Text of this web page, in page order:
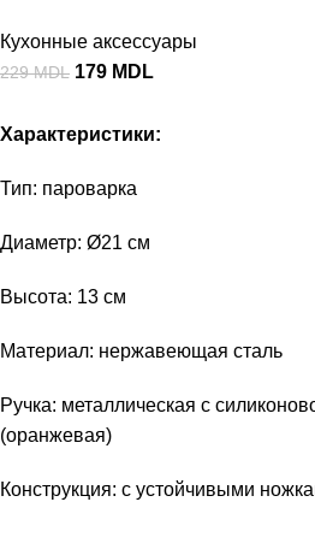
Кухонные аксессуары
229MDL 179 MDL
Характеристики:
Тип: пароварка
Диаметр: Ø21 см
Высота: 13 см
Материал: нержавеющая сталь
Ручка: металлическая с
(оранжевая)
Конструкция: с устойчивыми